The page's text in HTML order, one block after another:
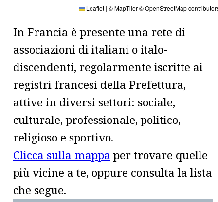
Leaflet | © MapTiler© OpenStreetMap
In Francia è presente una rete di
associazioni di italiani o italo-
discendenti, regolarmente iscritte ai
registri francesi della Prefettura,
attive in diversi settori: sociale,
culturale, professionale, politico,
religioso e sportivo.
Clicca sulla mappaper trovare quelle
più vicine a te, oppure consulta la lista
che segue.